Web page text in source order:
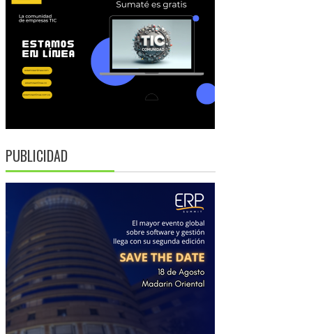
PUBLICIDAD